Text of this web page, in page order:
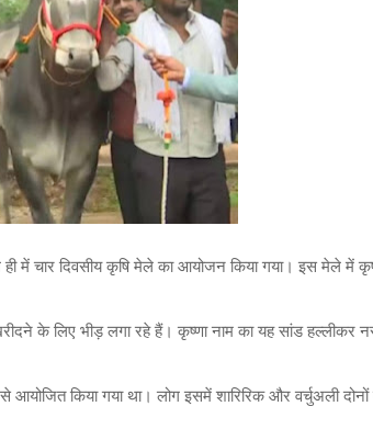
में चार दिवसीय कृषि मेले का आयोजन किया गया। इस मेले में
के लिए भीड़ लगा रहे हैं। कृष्णा नाम का यह सांड हल्लीकर
किया गया था। लोग इसमें शारिरिक और वर्चुअली